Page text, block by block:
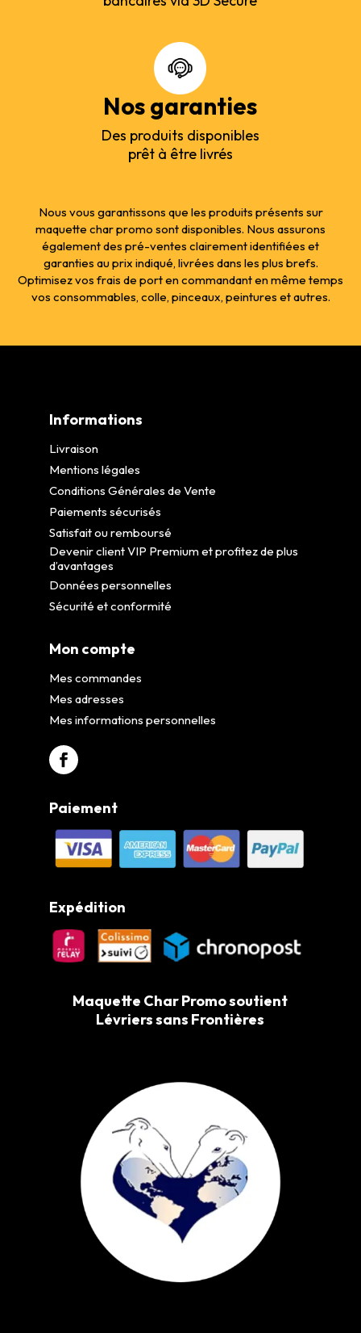
Nos garanties
Des produits disponibles
prêt à être livrés
Nous vous garantissons que les produits présents sur
maquette char promo sont disponibles. Nous assurons
également des pré-ventes clairement identifiées et
garanties au prix indiqué, livrées dans les plus brefs.
Optimisez vos frais de port en commandant en même temps
vos consommables, colle, pinceaux, peintures et autres.
Informations
Livraison
Mentions légales
Conditions Générales de Vente
Paiements sécurisés
Satisfait ou remboursé
Devenir client VIP Premium et profitez de plus
d’avantages
Données personnelles
Sécurité et conformité
Mon compte
Mes commandes
Mes adresses
Mes informations personnelles
Paiement
Expédition
Maquette Char Promo soutient
Lévriers sans Frontières